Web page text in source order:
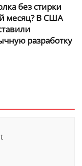
без стирки
месяц? В США
разработку